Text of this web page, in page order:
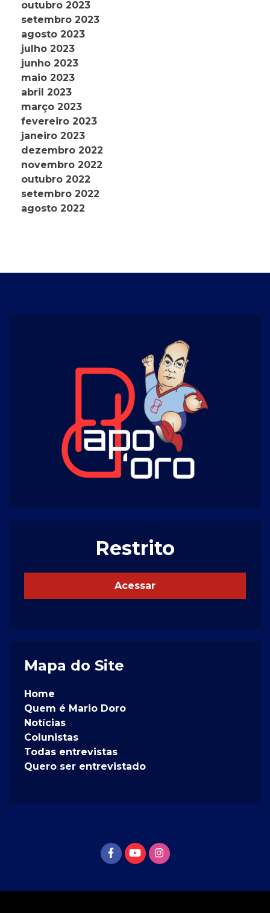
outubro 2023
setembro 2023
agosto 2023
julho 2023
junho 2023
maio 2023
abril 2023
março 2023
fevereiro 2023
janeiro 2023
dezembro 2022
novembro 2022
outubro 2022
setembro 2022
agosto 2022
Restrito
Acessar
Mapa do Site
Home
Quem é Mario Doro
Notícias
Colunistas
Todas entrevistas
Quero ser entrevistado